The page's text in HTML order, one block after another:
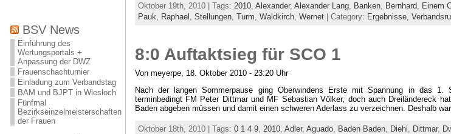
BSV News
Einführung des
Wertungsportals +
Anpassung der DWZ
Frauenschachturnier
Einladung zum Verbandstag
BAM und BJPT in Wiesloch
Fünfmal
Bezirkseinzelmeisterschaften
der Frauen
Oktober 19th, 2010 | Tags: 2010, Alexander, Alexander Lang, Banken, Bernhard, Einem
Pauk, Raphael , Stellungen, Turm, Waldkirch, Wernet| Category: Ergebnisse,
8:0 Auftaktsieg für SCO 1
Von meyerpe, 18. Oktober 2010 - 23:20 Uhr
Nach der langen Sommerpause ging Oberwindens Erste mit Spannung in das 1.
terminbedingt FM Peter Dittmar und MF Sebastian Völker, doch auch Dreiländereck
Baden abgeben müssen und damit einen schweren Aderlass zu verzeichnen. Deshalb
Oktober 18th, 2010 | Tags: 0 1 4 9, 2010, Adler, Aguado, Baden Baden, Diehl Dittmar,